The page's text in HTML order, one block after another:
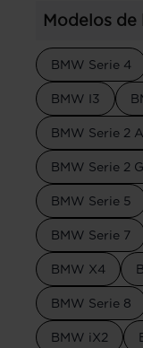
Modelos de
BMW Serie 4
BMW I3
BMW Serie 2
BMW Serie 2
BMW Serie 5
BMW Serie 7
BMW X4
BMW Serie 8
BMW iX2